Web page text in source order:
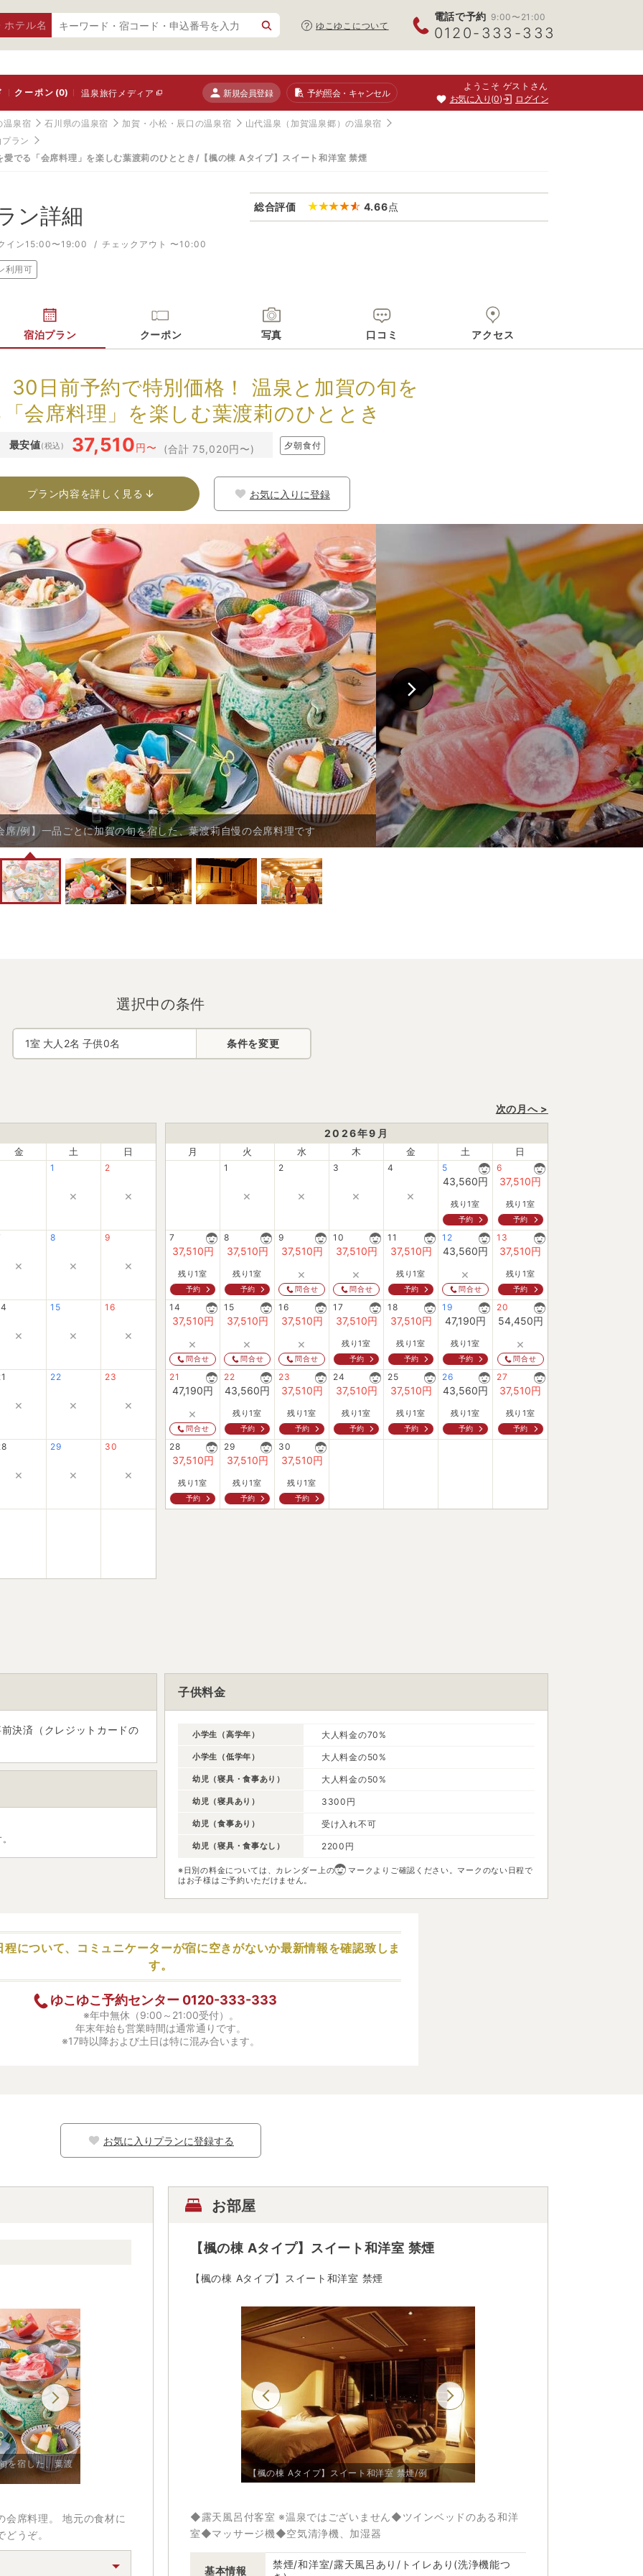
ホテル名 ゆこゆこについて
電話で予約 9:00〜21:00
0120-333-333
クーポン(0) 温泉旅行メディア 新規会員登録 予約照会・キャンセル
ようこそ ゲストさん
お気に入り 0 ログイン
温泉宿 石川県の温泉宿 加賀・小松・辰口の温泉宿
山代温泉（加賀温泉郷）の温泉宿
ラン
でる「会席料理」を楽しむ葉渡莉のひととき/【楓の棟 Aタイプ】スイート和洋室 禁煙
ン詳細
イン15:00〜19:00 チェックアウト 〜10:00
利用可
総合評価 4.66点
宿泊プラン クーポン 写真 口コミ アクセス
30日前予約で特別価格！ 温泉と加賀の旬を
会席料理」を楽しむ葉渡莉のひととき
最安値(税込) 37,510円〜 (合計 75,020円〜) 夕朝食付
プラン内容を詳しく見る お気に入りに登録
席/例】一品ごとに加賀の旬を宿した、葉渡莉自慢の会席料理です
選択中の条件
1室 大人 2名 子供0名 条件を変更
次の月へ >
金 土 日
1
×
2
×
×
8
×
9
×
×
15
×
16
×
×
22
×
23
×
×
29
×
30
×
2026年9 月
月 火 水 木 金 土 日
1
×
2
×
3
×
4
×
5
43,560円
残り1室
予約
6
37,510円
残り1室
予約
7
37,510円
残り1室
予約
8
37,510円
残り1室
予約
9
37,510円
×
問合せ
10
37,510円
×
問合せ
11
37,510円
残り1室
予約
12
43,560円
×
問合せ
13
37,510円
残り1室
予約
14
37,510円
×
問合せ
15
37,510円
×
問合せ
16
37,510円
×
問合せ
17
37,510円
残り1室
予約
18
37,510円
残り1室
予約
19
47,190円
残り1室
予約
20
54,450円
×
問合せ
21
47,190円
×
問合せ
22
43,560円
残り1室
予約
23
37,510円
残り1室
予約
24
37,510円
残り1室
予約
25
37,510円
残り1室
予約
26
43,560円
残り1室
予約
27
37,510円
残り1室
予約
28
37,510円
残り1室
予約
29
37,510円
残り1室
予約
30
37,510円
残り1室
予約
決済（クレジットカードの
子供料金
小学生（高学年） 大人料金の70%
小学生（低学年） 大人料金の50%
幼児（寝具・食事あり） 大人料金の50%
幼児（寝具あり） 3300円
幼児（食事あり） 受け入れ不可
幼児（寝具・食事なし） 2200円
※日別の料金については、カレンダー上の
マークよりご確認ください。マークのない日程で
はお子様はご予約いただけません。
程について、コミュニケーターが宿に空きがないか最新情報を確認致しま
す。
ゆこゆこ予約センター 0120-333-333
※年中無休（9:00～21:00受付）。
年末年始も営業時間は通常通りです。
※17時以降および土日は特に混み合います。
お気に入りプランに登録する
を宿した、葉渡
【基本会席/例】一品ごとに加賀の旬を宿した、葉渡
莉自慢の会席料理です
会席料理。 地元の食材に
うぞ。
お部屋
【楓の棟 Aタイプ】スイート和洋室 禁煙
【楓の棟 Aタイプ】スイート和洋室 禁煙
【楓の棟 Aタイプ】スイート和洋室 禁煙/例 【楓の棟 Aタイプ】スイート和洋室 禁煙/例
◆露天風呂付客室 ※温泉ではございません◆ツインベッドのある和洋
室◆マッサージ機◆空気清浄機、加湿器
基本情報
禁煙/和洋室/露天風呂あり/トイレあり(洗浄機能つ